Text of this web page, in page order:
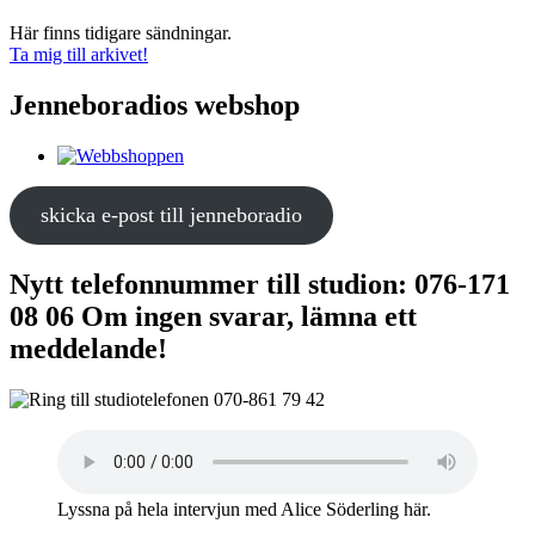
Här finns tidigare sändningar.
Ta mig till arkivet!
Jenneboradios webshop
skicka e-post till jenneboradio
Nytt telefonnummer till studion: 076-171
08 06 Om ingen svarar, lämna ett
meddelande!
Lyssna på hela intervjun med Alice Söderling här.